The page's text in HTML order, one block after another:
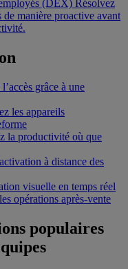
(DEX) Résolvez
manière proactive avant
grâce à une
les appareils
la productivité où que
à distance des
visuelle en temps réel
opérations après-vente
populaires